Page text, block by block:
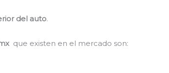
del auto.
que existen en el mercado son: